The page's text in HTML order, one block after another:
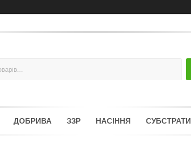
ДОБРИВА ЗЗР НАСІННЯ СУБСТРАТИ